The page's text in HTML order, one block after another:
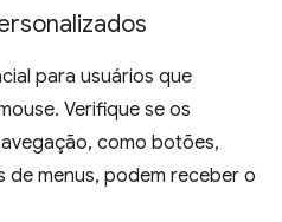
para usuários que
Verifique se os
como botões,
de menus, podem receber o